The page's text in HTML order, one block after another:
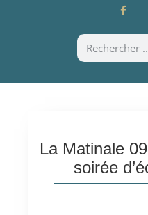
La Matinale
soirée